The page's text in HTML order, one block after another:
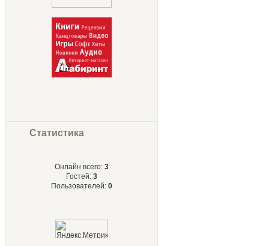
Статистика
Онлайн всего: 3
Гостей: 3
Пользователей: 0